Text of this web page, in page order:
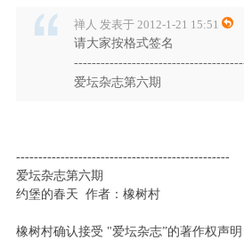
禅人 发表于 2012-1-21 15:51
请大家按格式签名
爱坛杂志第六期
------------------------------------------------
爱坛杂志第六期
约堡的春天 作者：橡树村
橡树村确认接受 "爱坛杂志”的著作权声明